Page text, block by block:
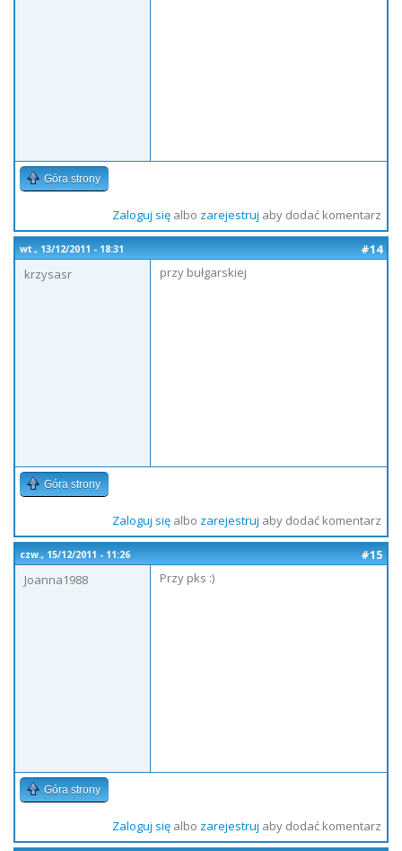
Góra strony
Zaloguj sięalbo zarejestruj aby dodać komentarz
wt., 13/12/2011 - 18:31
#14
krzysasr
przy bułgarskiej
Góra strony
Zaloguj sięalbo zarejestruj aby dodać komentarz
czw., 15/12/2011 - 11:26
#15
Joanna1988
Przy pks :)
Góra strony
Zaloguj sięalbo zarejestruj aby dodać komentarz